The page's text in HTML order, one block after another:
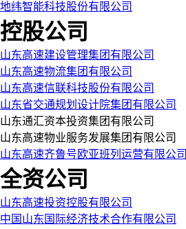
地纬智能科技股份有限公司
控股公司
山东高速建设管理集团有限公司
山东高速物流集团有限公司
山东高速信联科技股份有限公司
山东省交通规划设计院集团有限公司
山东通汇资本投资集团有限公司
山东高速物业服务发展集团有限公司
山东高速齐鲁号欧亚班列运营有限公司
全资公司
山东高速投资控股有限公司
中国山东国际经济技术合作有限公司